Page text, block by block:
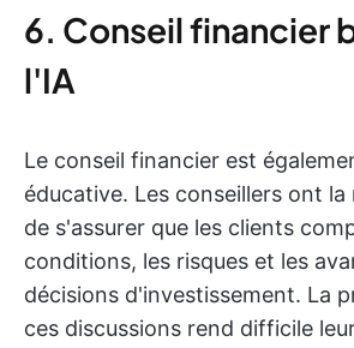
6. Conseil financier
l'IA
Le conseil financier est
éducative. Les conseillers ont
de s'assurer que les clients
conditions, les risques et les
décisions d'investissement. La
ces discussions rend difficile